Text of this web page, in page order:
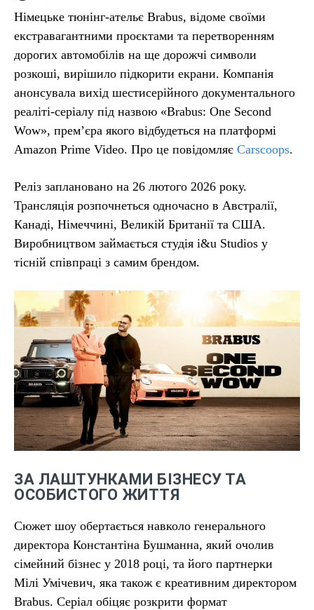
Німецьке тюнінг-ательє Brabus, відоме своїми
екстравагантними проєктами та перетворенням
дорогих автомобілів на ще дорожчі символи
розкоші, вирішило підкорити екрани. Компанія
анонсувала вихід шестисерійного документального
реаліті-серіалу під назвою «Brabus: One Second
Wow», прем’єра якого відбудеться на платформі
Amazon Prime Video. Про це повідомляє Carscoops.
Реліз заплановано на 26 лютого 2026 року.
Трансляція розпочнеться одночасно в Австралії,
Канаді, Німеччині, Великій Британії та США.
Виробництвом займається студія i&u Studios у
тісній співпраці з самим брендом.
ЗА ЛАШТУНКАМИ БІЗНЕСУ ТА
ОСОБИСТОГО ЖИТТЯ
Сюжет шоу обертається навколо генерального
директора Константіна Бушманна, який очолив
сімейний бізнес у 2018 році, та його партнерки
Мілі Умічевич, яка також є креативним директором
Brabus. Серіал обіцяє розкрити формат